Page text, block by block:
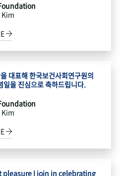
Kim
대표해 한국보건사회연구원의
일을 진심으로 축하드립니다.
Kim
pleasure I join in celebrating